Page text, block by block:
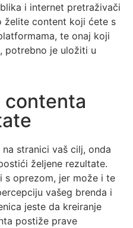
i internet pretraživači
želite content koji ćete s
te onaj koji
potrebno je uložiti u
contenta
stranici vaš cilj, onda
željene rezultate.
s oprezom, jer može i te
vašeg brenda i
jeste da kreiranje
postiže prave